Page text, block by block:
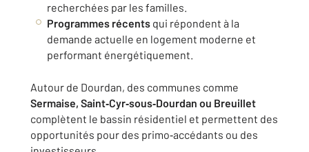
recherchées par les familles.
Programmes récents qui répondent à la
demande actuelle en logement moderne et
performant énergétiquement.
Autour de Dourdan, des communes comme
Sermaise, Saint‑Cyr‑sous‑Dourdan ou Breuillet
complètent le bassin résidentiel et permettent des
opportunités pour des primo‑accédants ou des